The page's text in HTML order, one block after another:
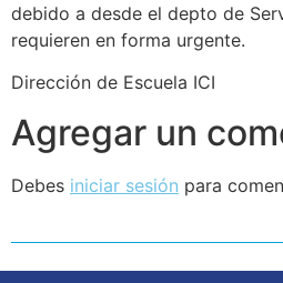
debido a desde el depto de
requieren en forma urgente.
Dirección de Escuela ICI
Agregar un
Debes iniciar sesión para